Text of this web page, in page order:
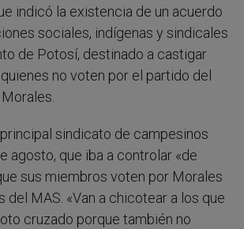
indicó la existencia de un acuerdo
sociales, indígenas y sindicales
de Potosí, destinado a castigar
no voten por el partido del
sindicato de campesinos
agosto, que iba a controlar «de
sus miembros voten por Morales
del MAS. «Van a chicotear a los que
cruzado porque también no